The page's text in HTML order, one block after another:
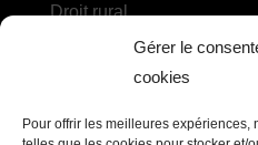
Gérer le
cookies
Pour offrir les meilleures
Droit rural
Droit des sociétés
DROIT DU TRAVAIL